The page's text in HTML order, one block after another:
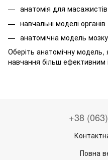
анатомія для масажистів
навчальні моделі органів
анатомічна модель
Оберіть анатомічну
навчання більш ефективним
+38
Повна